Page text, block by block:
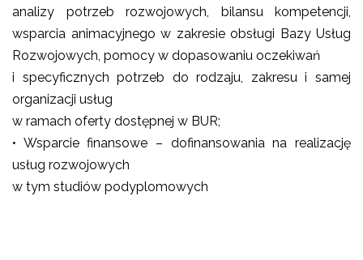
analizy potrzeb rozwojowych, bilansu kompetencji,
wsparcia animacyjnego w zakresie obsługi Bazy Usług
Rozwojowych, pomocy w dopasowaniu oczekiwań
i specyficznych potrzeb do rodzaju, zakresu i samej
organizacji usług
w ramach oferty dostępnej w BUR;
• Wsparcie finansowe – dofinansowania na realizację
usług rozwojowych
w tym studiów podyplomowych